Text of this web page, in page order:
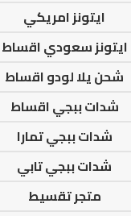
ايتونز امريكي
ايتونز سعودي اقساط
شحن يلا لودو اقساط
شدات ببجي اقساط
شدات ببجي تمارا
شدات ببجي تابي
متجر تقسيط